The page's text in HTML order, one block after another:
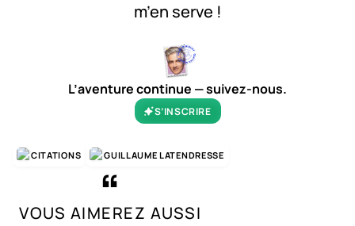
m’en serve !
L’aventure continue — suivez-nous.
S’INSCRIRE
CITATIONS GUILLAUME LATENDRESSE
VOUS AIMEREZ AUSSI